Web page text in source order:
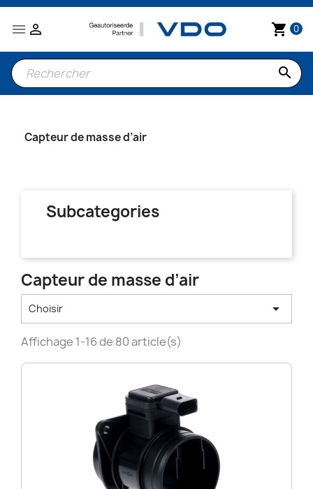
 shopping_cart 0

search
Capteur de masse d’air
Subcategories
Capteur de masse d’air
Choisir 
Affichage 1-16 de 80 article(s)